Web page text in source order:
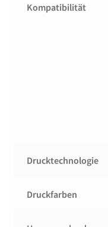
Kompatibilität
Drucktechnologie
Druckfarben